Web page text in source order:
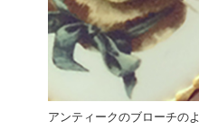
アンティークのブローチの